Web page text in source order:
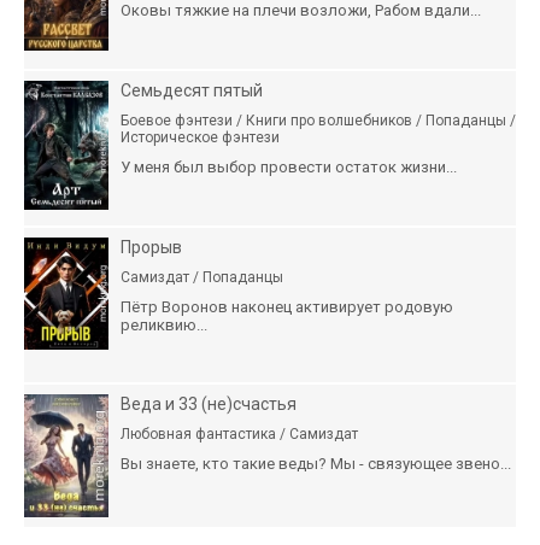
Оковы тяжкие на плечи возложи, Рабом вдали...
Семьдесят пятый
Боевое фэнтези / Книги про волшебников / Попаданцы /
Историческое фэнтези
У меня был выбор провести остаток жизни...
Прорыв
Самиздат / Попаданцы
Пётр Воронов наконец активирует родовую
реликвию...
Веда и 33 (не)счастья
Любовная фантастика / Самиздат
Вы знаете, кто такие веды? Мы - связующее звено...